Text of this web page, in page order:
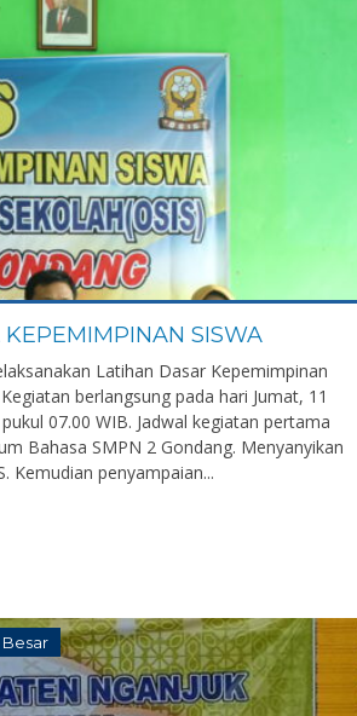
SISWA
Latihan Dasar Kepemimpinan
berlangsung pada hari Jumat, 11
07.00 WIB. Jadwal kegiatan pertama
Bahasa SMPN 2 Gondang. Menyanyikan
Kemudian penyampaian...